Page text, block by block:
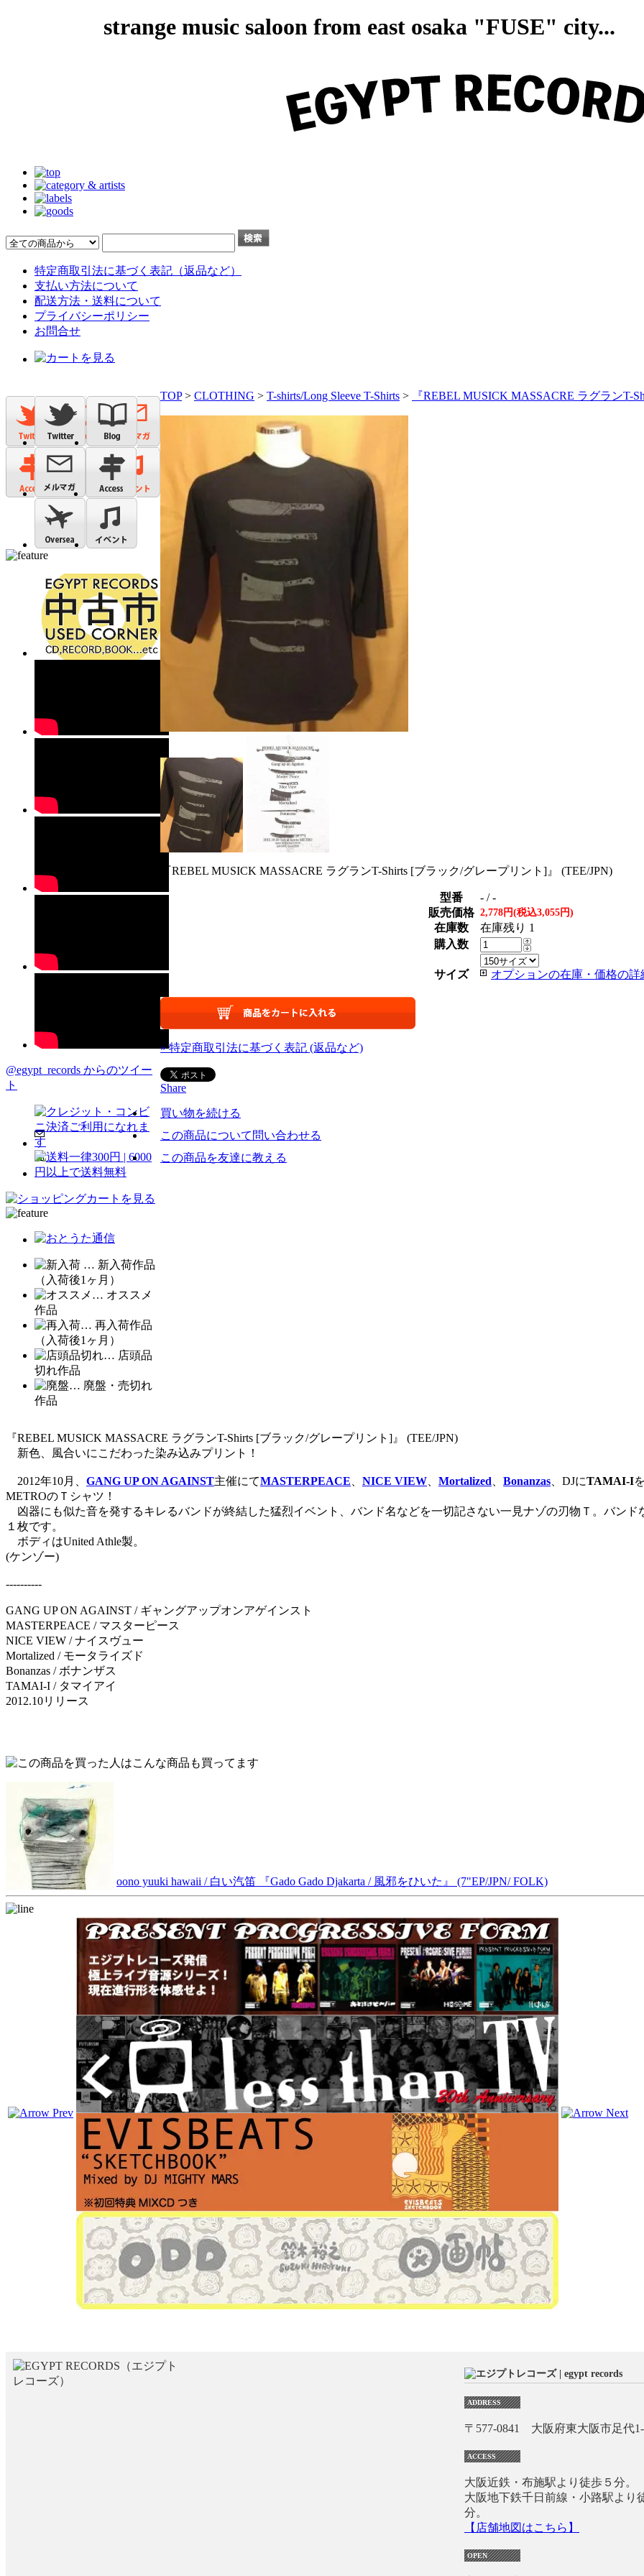
strange music saloon from east osaka "FUSE"
特定商取引法に基づく表記（返品など）
支払い方法について
配送方法・送料について
プライバシーポリシー
お問合せ
@egypt_records からのツイー
ト
… 新入荷作品
（入荷後1ヶ月）
… オススメ
作品
… 再入荷作品
（入荷後1ヶ月）
… 店頭品
切れ作品
… 廃盤・売切れ
作品
TOP> CLOTHING > T-shirts/Long Sleeve T-Shirts > 『REBEL MUSICK MASSACRE ラグランT-
『REBEL MUSICK MASSACRE ラグランT-Shirts [ブラック/グレープリント]』 (TEE/JPN)
型番
- / -
販売価格 2,778円(税込3,055円)
在庫数
在庫残り 1
購入数
サイズ オプションの在庫・価格の詳
» 特定商取引法に基づく表記 (返品など)
Share
買い物を続ける
この商品について問い合わせる
この商品を友達に教える
『REBEL MUSICK MASSACRE ラグランT-Shirts [ブラック/グレープリント]』 (TEE/JPN)
新色、風合いにこだわった染み込みプリント！
2012年10月、 GANG UP ON AGAINST主催にてMASTERPEACE NICE VIEW Mortalized Bonanzas 、DJにTAMAI-I
METROのＴシャツ！
凶器にも似た音を発するキレるバンドが終結した猛烈イベント、バンド名などを一切記さない一見ナゾの刃物Ｔ。バン
１枚です。
ボディはUnited Athle製。
(ケンゾー)
----------
GANG UP ON AGAINST / ギャングアップオンアゲインスト
MASTERPEACE / マスターピース
NICE VIEW / ナイスヴュー
Mortalized / モータライズド
Bonanzas / ボナンザス
TAMAI-I / タマイアイ
2012.10リリース
oono yuuki hawaii / 白い汽笛 『Gado Gado Djakarta / 風邪をひいた』 (7"EP/JPN/ FOLK)
ADDRESS
〒577-0841 大阪府東大阪市足代1-
ACCESS
大阪近鉄・布施駅より徒歩５分。
大阪地下鉄千日前線・小路駅より
分。
【店舗地図はこちら】
OPEN